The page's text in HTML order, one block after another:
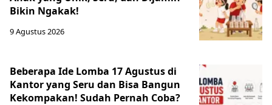
Bikin Ngakak!
9 Agustus 2026
Beberapa Ide Lomba 17 Agustus di
Kantor yang Seru dan Bisa Bangun
Kekompakan! Sudah Pernah Coba?